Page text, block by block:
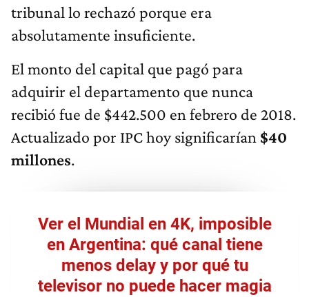
tribunal lo rechazó porque era
absolutamente insuficiente.
El monto del capital que pagó para
adquirir el departamento que nunca
recibió fue de $442.500 en febrero de 2018.
Actualizado por IPC hoy significarían $40
millones.
Ver el Mundial en 4K, imposible
en Argentina: qué canal tiene
menos delay y por qué tu
televisor no puede hacer magia